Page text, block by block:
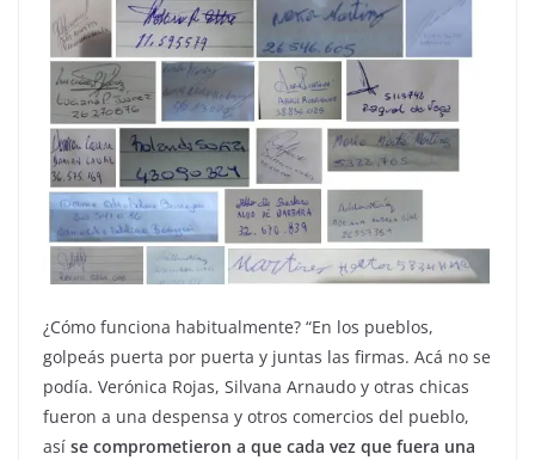
¿Cómo funciona habitualmente? “En los pueblos,
golpeás puerta por puerta y juntas las firmas. Acá no se
podía. Verónica Rojas, Silvana Arnaudo y otras chicas
fueron a una despensa y otros comercios del pueblo,
así se comprometieron a que cada vez que fuera una